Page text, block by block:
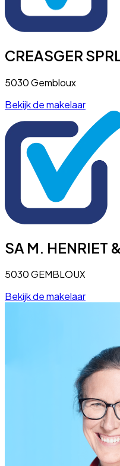
CREASGER
5030 Gembloux
Bekijk de makelaar
SA M. HENRIET
5030 GEMBLOUX
Bekijk de makelaar